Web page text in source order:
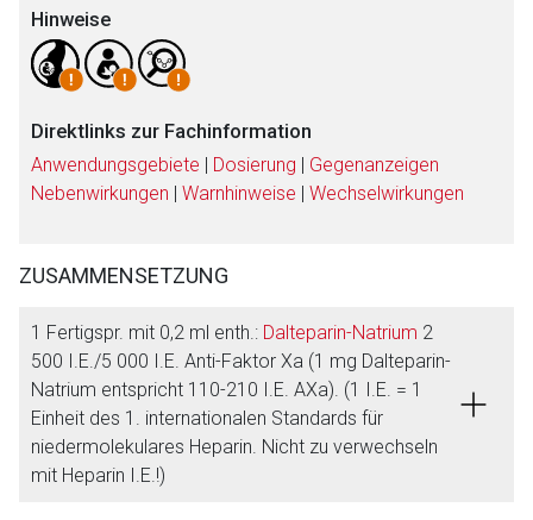
Hinweise
Direktlinks zur Fachinformation
Anwendungsgebiete | Dosierung | Gegenanzeigen
Nebenwirkungen | Warnhinweise | Wechselwirkungen
ZUSAMMENSETZUNG
1 Fertigspr. mit 0,2 ml enth.: Dalteparin-Natrium 2
500 I.E./5 000 I.E. Anti-Faktor Xa (1 mg Dalteparin-
Natrium entspricht 110-210 I.E. AXa). (1 I.E. = 1
Einheit des 1. internationalen Standards für
niedermolekulares Heparin. Nicht zu verwechseln
mit Heparin I.E.!)